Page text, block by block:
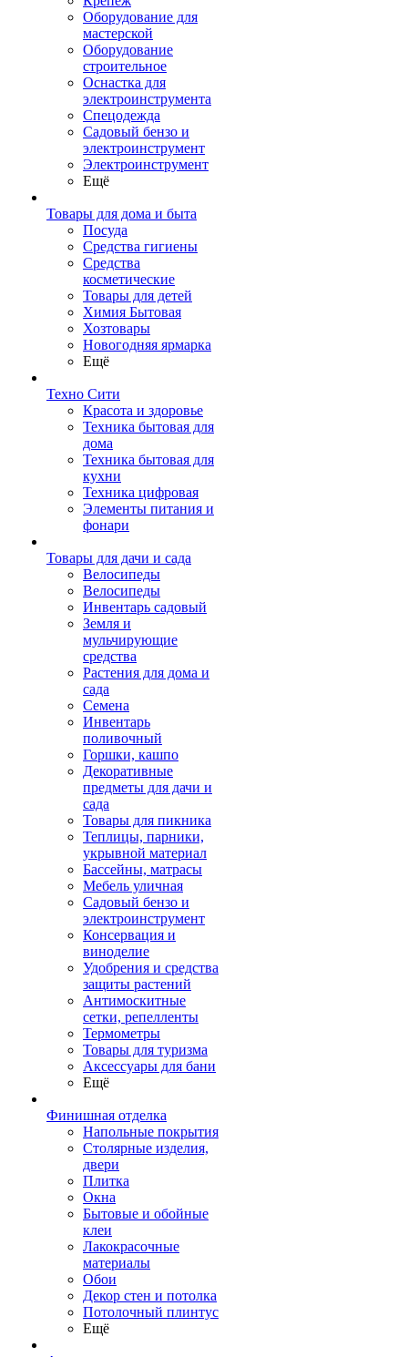
Оборудование для
мастерской
Оборудование
строительное
Оснастка для
электроинструмента
Спецодежда
Садовый бензо и
электроинструмент
Электроинструмент
Ещё
Товары для дома и быта
Посуда
Средства гигиены
Средства
косметические
Товары для детей
Химия Бытовая
Хозтовары
Новогодняя ярмарка
Ещё
Техно Сити
Красота и здоровье
Техника бытовая для
дома
Техника бытовая для
кухни
Техника цифровая
Элементы питания и
фонари
Товары для дачи и сада
Велосипеды
Велосипеды
Инвентарь садовый
Земля и
мульчирующие
средства
Растения для дома и
сада
Семена
Инвентарь
поливочный
Горшки, кашпо
Декоративные
предметы для дачи и
сада
Товары для пикника
Теплицы, парники,
укрывной материал
Бассейны, матрасы
Мебель уличная
Садовый бензо и
электроинструмент
Консервация и
виноделие
Удобрения и средства
защиты растений
Антимоскитные
сетки, репелленты
Термометры
Товары для туризма
Аксессуары для бани
Ещё
Финишная отделка
Напольные покрытия
Столярные изделия,
двери
Плитка
Окна
Бытовые и обойные
клеи
Лакокрасочные
материалы
Обои
Декор стен и потолка
Потолочный плинтус
Ещё